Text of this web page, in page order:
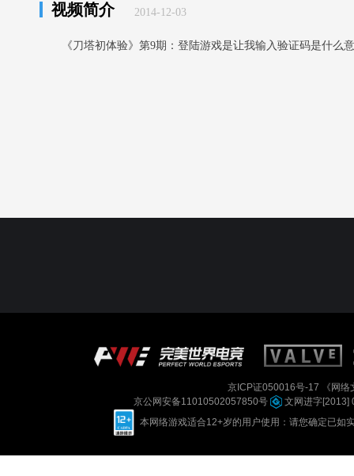
视频简介 2014-12-03
《刀塔初体验》第9期：登陆游戏是让我输入验证码是什么
京ICP证050016号-17
《网
京公网安备11010502057850号
文网进字[2013]
本网络游戏适合12+岁的用户使用：请您确定已如